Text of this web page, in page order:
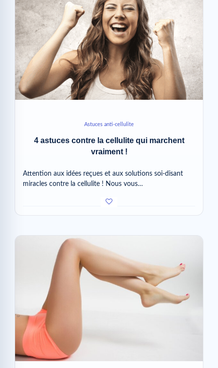
Astuces anti-cellulite
4 astuces contre la cellulite qui marchent
vraiment !
Attention aux idées reçues et aux solutions soi-disant
miracles contre la cellulite ! Nous vous…